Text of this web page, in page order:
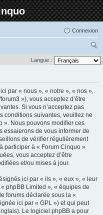
Connexion
ec
ch
er
Langue :
par « nous », « notre », « nos »,
»), vous acceptez d’être
Si vous n’acceptez pas
conditions suivantes, veuillez ne
». Nous pouvons modifier ces
essaierons de vous informer de
de vérifier régulièrement
participer à « Forum Cinquo »
vous acceptez d’être
et/ou mises à jour.
ici par « ils », « eux », « leur
phpBB Limited », « équipes de
forums déclarée sous la «
ici par « GPL ») et qui peut
Le logiciel phpBB a pour